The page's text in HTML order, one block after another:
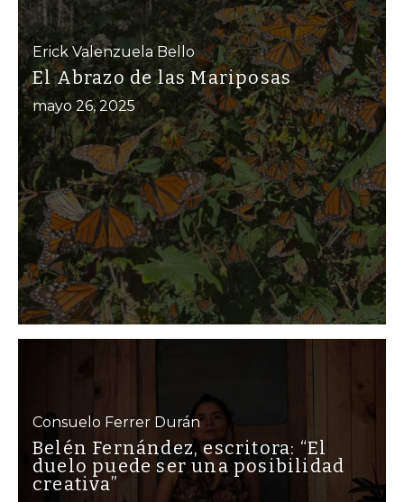
Erick Valenzuela Bello
El Abrazo de las Mariposas
mayo 26, 2025
Consuelo Ferrer Durán
Belén Fernández, escritora: “El
duelo puede ser una posibilidad
creativa”